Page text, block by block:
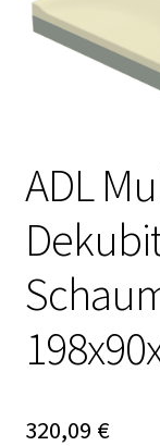
ADL
320,09 €